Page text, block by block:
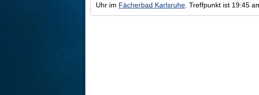
Uhr im Fächerbad Karlsruhe . Treffpunkt ist 19:45